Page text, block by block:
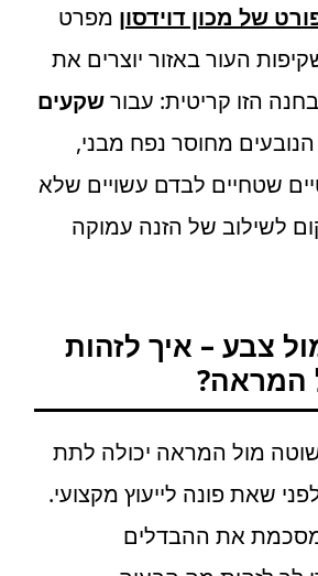
של מכון דוידסון מפרט
העור באזור יוצרים את
הזו קריטית: עבורשקעים
הנובעים מחוסר נפח מבני,
שטחיים לבדם עשויים שלא
לשילוב של הזנה עמוקה
צבע – איך לזהות
המראה?
מול המראה יכולה לתת
שאת פונה לייעוץ מקצועי.
את ההבדלים